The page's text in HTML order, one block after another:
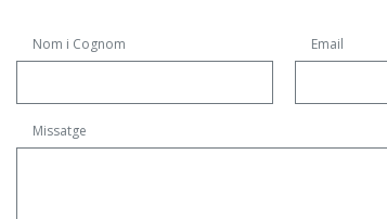
Nom i Cognom Email
Missatge